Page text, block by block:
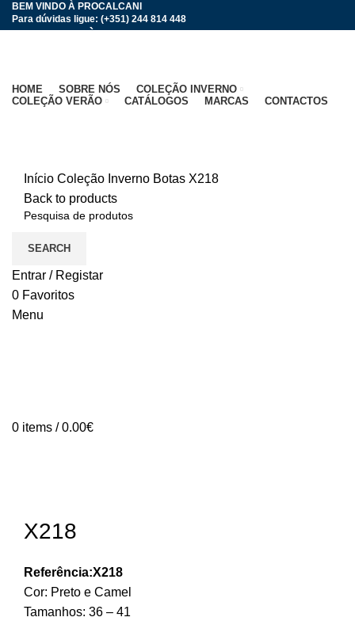
BEM VINDO À PROCALCANI
Para dúvidas ligue: (+351) 244 814 448
SEARCH
Entrar / Registar
0 Favoritos
Menu
0 items / 0.00€
HOME SOBRE NÓS
COLEÇÃO INVERNO
COLEÇÃO VERÃO
CATÁLOGOS MARCAS CONTACTOS
Início Coleção Inverno Botas X218
Back to products
X218
Referência:X218
Cor: Preto e Camel
Tamanhos: 36 – 41